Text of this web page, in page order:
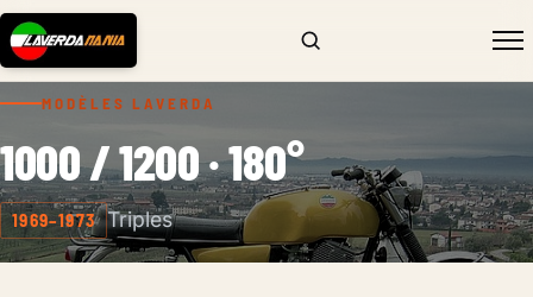
MODÈLES LAVERDA
1000 / 1200 · 180°
1969–1973 Triples